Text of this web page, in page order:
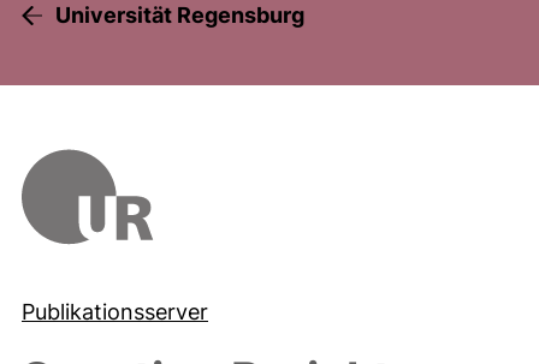
Universität Regensburg
Publikationsserver